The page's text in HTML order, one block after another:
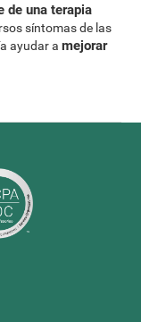
de una terapia
síntomas de las
ayudar amejorar